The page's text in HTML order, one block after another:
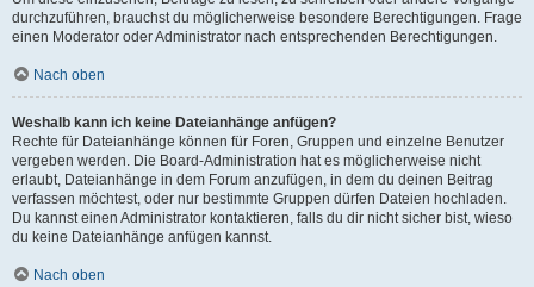
durchzuführen, brauchst du möglicherweise besondere Berechtigungen. Frage
einen Moderator oder Administrator nach entsprechenden Berechtigungen.
Nach oben
Weshalb kann ich keine Dateianhänge anfügen?
Rechte für Dateianhänge können für Foren, Gruppen und einzelne Benutzer
vergeben werden. Die Board-Administration hat es möglicherweise nicht
erlaubt, Dateianhänge in dem Forum anzufügen, in dem du deinen Beitrag
verfassen möchtest, oder nur bestimmte Gruppen dürfen Dateien hochladen.
Du kannst einen Administrator kontaktieren, falls du dir nicht sicher bist, wieso
du keine Dateianhänge anfügen kannst.
Nach oben